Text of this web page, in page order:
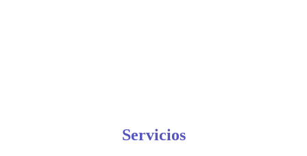
Servicios